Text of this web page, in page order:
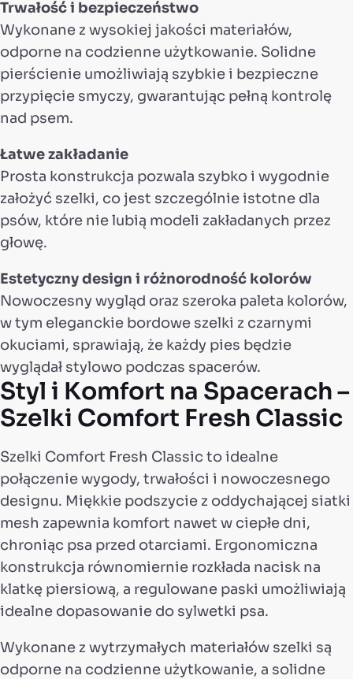
Trwałość i bezpieczeństwo
Wykonane z wysokiej jakości materiałów,
odporne na codzienne użytkowanie. Solidne
pierścienie umożliwiają szybkie i bezpieczne
przypięcie smyczy, gwarantując pełną kontrolę
nad psem.
Łatwe zakładanie
Prosta konstrukcja pozwala szybko i wygodnie
założyć szelki, co jest szczególnie istotne dla
psów, które nie lubią modeli zakładanych przez
głowę.
Estetyczny design i różnorodność kolorów
Nowoczesny wygląd oraz szeroka paleta kolorów,
w tym eleganckie bordowe szelki z czarnymi
okuciami, sprawiają, że każdy pies będzie
wyglądał stylowo podczas spacerów.
Styl i Komfort na Spacerach –
Szelki Comfort Fresh Classic
Szelki Comfort Fresh Classic to idealne
połączenie wygody, trwałości i nowoczesnego
designu. Miękkie podszycie z oddychającej siatki
mesh zapewnia komfort nawet w ciepłe dni,
chroniąc psa przed otarciami. Ergonomiczna
konstrukcja równomiernie rozkłada nacisk na
klatkę piersiową, a regulowane paski umożliwiają
idealne dopasowanie do sylwetki psa.
Wykonane z wytrzymałych materiałów szelki są
odporne na codzienne użytkowanie, a solidne